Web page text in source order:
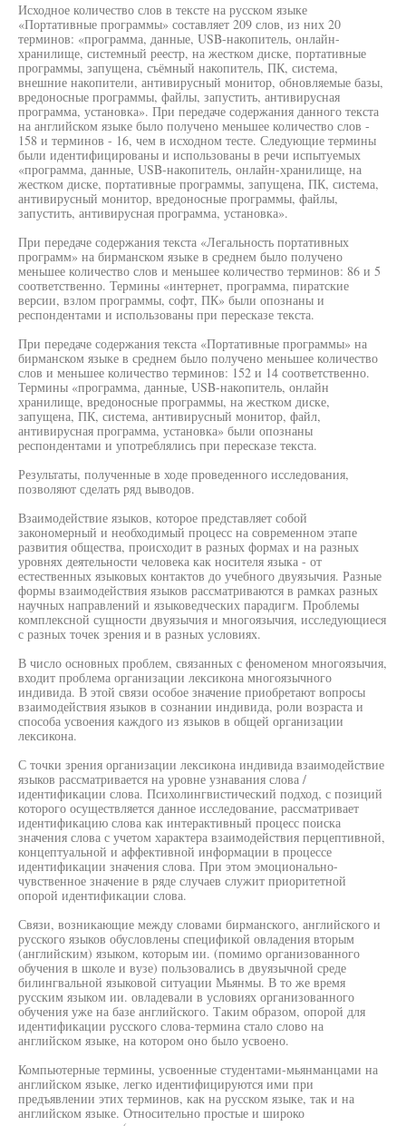
Исходное количество слов в тексте на русском языке
«Портативные программы» составляет 209 слов, из них 20
терминов: «программа, данные, USB-накопитель, онлайн-
хранилище, системный реестр, на жестком диске, портативные
программы, запущена, съёмный накопитель, ПК, система,
внешние накопители, антивирусный монитор, обновляемые базы,
вредоносные программы, файлы, запустить, антивирусная
программа, установка». При передаче содержания данного текста
на английском языке было получено меньшее количество слов -
158 и терминов - 16, чем в исходном тесте. Следующие термины
были идентифицированы и использованы в речи испытуемых
«программа, данные, USB-накопитель, онлайн-хранилище, на
жестком диске, портативные программы, запущена, ПК, система,
антивирусный монитор, вредоносные программы, файлы,
запустить, антивирусная программа, установка».
При передаче содержания текста «Легальность портативных
программ» на бирманском языке в среднем было получено
меньшее количество слов и меньшее количество терминов: 86 и 5
соответственно. Термины «интернет, программа, пиратские
версии, взлом программы, софт, ПК» были опознаны и
респондентами и использованы при пересказе текста.
При передаче содержания текста «Портативные программы» на
бирманском языке в среднем было получено меньшее количество
слов и меньшее количество терминов: 152 и 14 соответственно.
Термины «программа, данные, USB-накопитель, онлайн
хранилище, вредоносные программы, на жестком диске,
запущена, ПК, система, антивирусный монитор, файл,
антивирусная программа, установка» были опознаны
респондентами и употреблялись при пересказе текста.
Результаты, полученные в ходе проведенного исследования,
позволяют сделать ряд выводов.
Взаимодействие языков, которое представляет собой
закономерный и необходимый процесс на современном этапе
развития общества, происходит в разных формах и на разных
уровнях деятельности человека как носителя языка - от
естественных языковых контактов до учебного двуязычия. Разные
формы взаимодействия языков рассматриваются в рамках разных
научных направлений и языковедческих парадигм. Проблемы
комплексной сущности двуязычия и многоязычия, исследующиеся
с разных точек зрения и в разных условиях.
В число основных проблем, связанных с феноменом многоязычия,
входит проблема организации лексикона многоязычного
индивида. В этой связи особое значение приобретают вопросы
взаимодействия языков в сознании индивида, роли возраста и
способа усвоения каждого из языков в общей организации
лексикона.
С точки зрения организации лексикона индивида взаимодействие
языков рассматривается на уровне узнавания слова /
идентификации слова. Психолингвистический подход, с позиций
которого осуществляется данное исследование, рассматривает
идентификацию слова как интерактивный процесс поиска
значения слова с учетом характера взаимодействия перцептивной,
концептуальной и аффективной информации в процессе
идентификации значения слова. При этом эмоционально-
чувственное значение в ряде случаев служит приоритетной
опорой идентификации слова.
Связи, возникающие между словами бирманского, английского и
русского языков обусловлены спецификой овладения вторым
(английским) языком, которым ии. (помимо организованного
обучения в школе и вузе) пользовались в двуязычной среде
билингвальной языковой ситуации Мьянмы. В то же время
русским языком ии. овладевали в условиях организованного
обучения уже на базе английского. Таким образом, опорой для
идентификации русского слова-термина стало слово на
английском языке, на котором оно было усвоено.
Компьютерные термины, усвоенные студентами-мьянманцами на
английском языке, легко идентифицируются ими при
предъявлении этих терминов, как на русском языке, так и на
английском языке. Относительно простые и широко